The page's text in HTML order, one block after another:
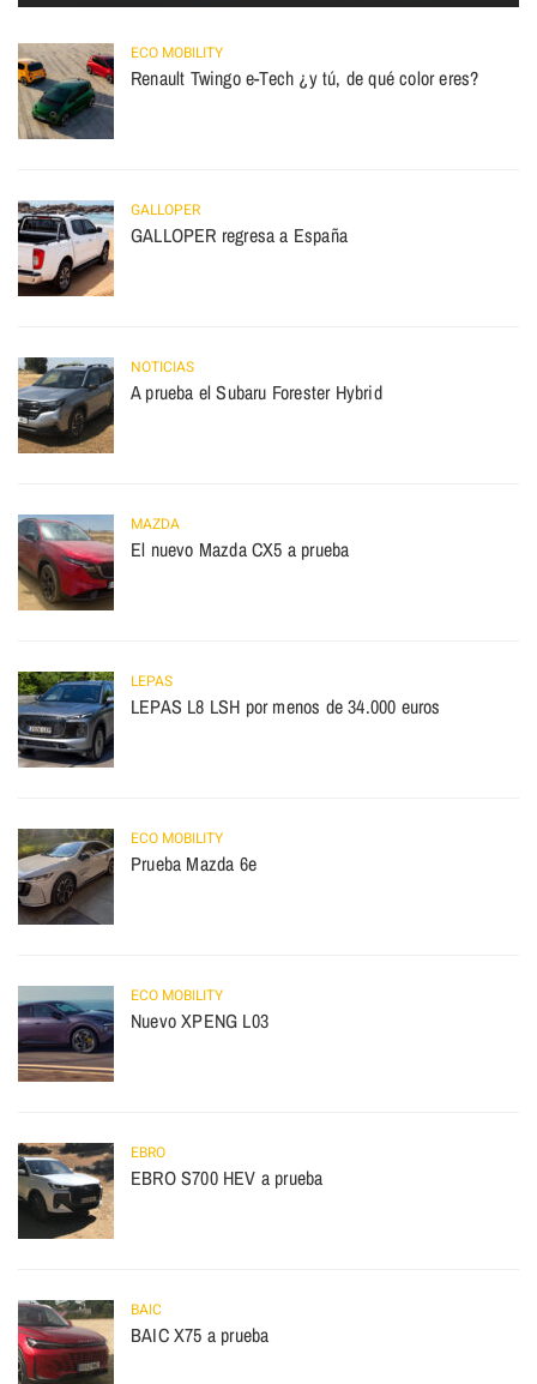
ECO MOBILITY
Renault Twingo e-Tech ¿y tú, de qué color eres?
GALLOPER
GALLOPER regresa a España
NOTICIAS
A prueba el Subaru Forester Hybrid
MAZDA
El nuevo Mazda CX5 a prueba
LEPAS
LEPAS L8 LSH por menos de 34.000 euros
ECO MOBILITY
Prueba Mazda 6e
ECO MOBILITY
Nuevo XPENG L03
EBRO
EBRO S700 HEV a prueba
BAIC
BAIC X75 a prueba